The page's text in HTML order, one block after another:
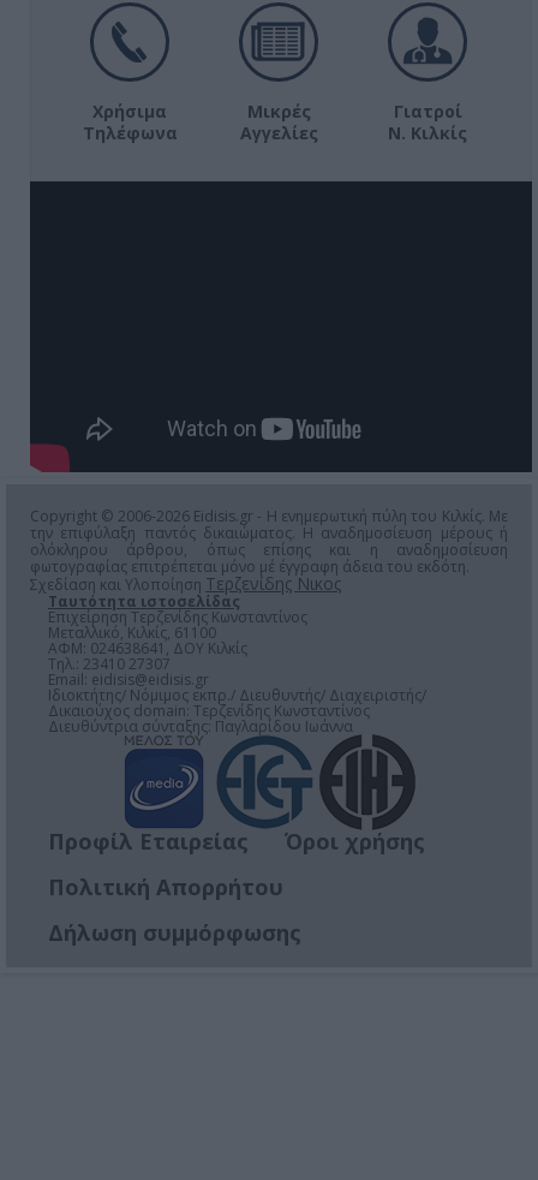
Χρήσιμα
Τηλέφωνα
Μικρές
Αγγελίες
Γιατροί
Ν. Κιλκίς
Copyright © 2006-2026 Eidisis.gr - Η ενημερωτική πύλη του Κιλκίς. Με
την επιφύλαξη παντός δικαιώματος. Η αναδημοσίευση μέρους ή
ολόκληρου άρθρου, όπως επίσης και η αναδημοσίευση
φωτογραφίας επιτρέπεται μόνο μέ έγγραφη άδεια του εκδότη.
Σχεδίαση και Υλοποίηση Τερζενίδης Νικος
Ταυτότητα ιστοσελίδας
Επιχείρηση Τερζενίδης Κωνσταντίνος
Μεταλλικό, Κιλκίς, 61100
ΑΦΜ: 024638641, ΔΟΥ Κιλκίς
Τηλ.: 23410 27307
Email: eidisis@eidisis.gr
Ιδιοκτήτης/ Νόμιμος εκπρ./ Διευθυντής/ Διαχειριστής/
Δικαιούχος domain: Τερζενίδης Κωνσταντίνος
Διευθύντρια σύνταξης: Παγλαρίδου Ιωάννα
Προφίλ Εταιρείας
Όροι χρήσης
Πολιτική Απορρήτου
Δήλωση συμμόρφωσης